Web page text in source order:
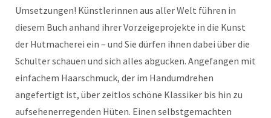
Umsetzungen! Künstlerinnen aus aller Welt führen in
diesem Buch anhand ihrer Vorzeigeprojekte in die Kunst
der Hutmacherei ein – und Sie dürfen ihnen dabei über die
Schulter schauen und sich alles abgucken. Angefangen mit
einfachem Haarschmuck, der im Handumdrehen
angefertigt ist, über zeitlos schöne Klassiker bis hin zu
aufsehenerregenden Hüten. Einen selbstgemachten